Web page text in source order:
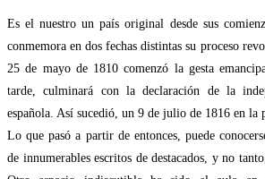
Es el nuestro un país original desde sus
conmemora en dos fechas distintas su proceso
25 de mayo de 1810 comenzó la gesta
tarde, culminará con la declaración de la
española. Así sucedió, un 9 de julio de 1816 en la
Lo que pasó a partir de entonces, puede
de innumerables escritos de destacados, y no